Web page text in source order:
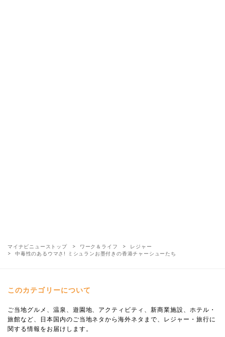
マイナビニューストップ ワーク＆ライフ
レジャー
中毒性のあるウマさ! ミシュランお墨付きの香港チャーシューたち
このカテゴリーについて
ご当地グルメ、温泉、遊園地、アクティビティ、新商業施設、ホテル・
旅館など、日本国内のご当地ネタから海外ネタまで、レジャー・旅行に
関する情報をお届けします。